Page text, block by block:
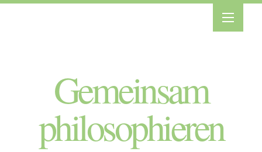
Gemeinsam
philosophieren